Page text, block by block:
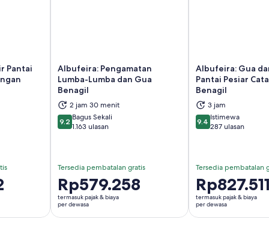
Pantai
Albufeira: Pengamatan
Lumba-Lumba dan Gua
Benagil
2 jam 30 menit
9.29.2 dari 10
Bagus Sekali
1.163 ulasan
Tersedia pembatalan gratis
Harga
Rp579.258
per
dewasa
Rp579.258
termasuk pajak & biaya
per dewasa
Buka di tab baru
Albufeira: Gua
Pantai Pesiar
Benagil
3 jam
9.49.4 dari 10
Istimewa
287 ulasan
Tersedia pembatalan
Harga
Rp827.511
per
dewasa
Rp827.511
termasuk pajak & biaya
per dewasa